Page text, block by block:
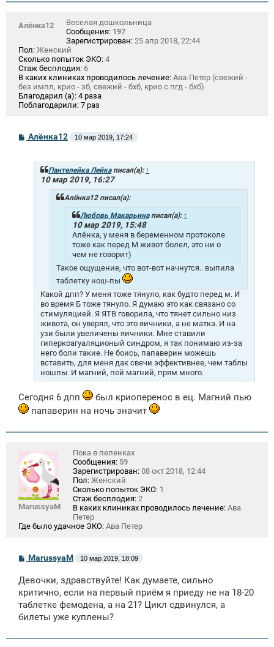
Алёнка12
Веселая дошкольница
Сообщения: 197
Зарегистрирован: 25 апр 2018, 22:44
Пол: Женский
Сколько попыток ЭКО: 4
Стаж бесплодия: 6
В каких клиниках проводилось лечение: Ава-Петер (свежий -
без импл, крио - зб, свежий - бхб, крио с пгд - бхб)
Благодарил (а): 4 раза
Поблагодарили: 7 раз
С
о
Алёнка12 10 мар 2019, 17:24
Пантелейка Лейкаписал(а): ↑
10 мар 2019, 16:27
Алёнка12 писал(а):
Любовь Макарьинаписал(а): ↑
10 мар 2019, 15:48
Алёнка, у меня в беременном протоколе
тоже как перед М живот болел, это ни о
чем не говорит)
Такое ощущение, что вот-вот начнутся.. выпила
таблетку нош-пы
Какой дпп? У меня тоже тянуло, как будто перед м. И
во время Б тоже тянуло. Я думаю это как связано со
стимуляцией. Я ЯТВ говорила, что тянет сильно низ
живота, он уверял, что это яичники, а не матка. И на
узи были увеличены яичники. Мне ставили
гиперкоагуаляционый синдром, я так понимаю из-за
него боли такие. Не боись, папаверин можешь
вставить, для меня дак свечи эффективнее, чем таблы
ношпы. И магний, пей магний, прям много.
Сегодня 6 дпп
был криоперенос в ец. Магний пью
папаверин на ночь значит
MarussyaM
Пока в пеленках
Сообщения: 59
Зарегистрирован: 08 окт 2018, 12:44
Пол: Женский
Сколько попыток ЭКО: 1
Стаж бесплодия: 2
В каких клиниках проводилось лечение: Ава
Петер
Где было удачное ЭКО: Ава Петер
С
б
щ
н
и
MarussyaM 10 мар 2019, 18:09
Девочки, здравствуйте! Как думаете, сильно
критично, если на первый приём я приеду не на 18-20
таблетке фемодена, а на 21? Цикл сдвинулся, а
билеты уже куплены?